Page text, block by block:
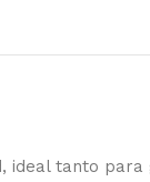
ideal tanto